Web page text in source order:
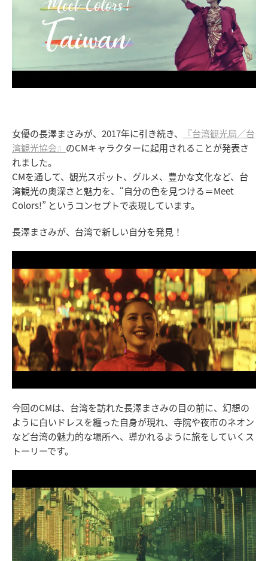
女優の長澤まさみが、2017年に引き続き、
『台湾観光局／台
湾観光協会』 のCMキャラクターに起用されることが発表さ
れました。
CMを通して、観光スポット、グルメ、豊かな文化など、台
湾観光の奥深さと魅力を、“自分の色を見つける＝Meet
Colors!” というコンセプトで表現しています。
長澤まさみが、台湾で新しい自分を発見！
今回のCMは、台湾を訪れた長澤まさみの目の前に、幻想の
ように白いドレスを纏った自身が現れ、寺院や夜市のネオン
など台湾の魅力的な場所へ、導かれるように旅をしていくス
トーリーです。